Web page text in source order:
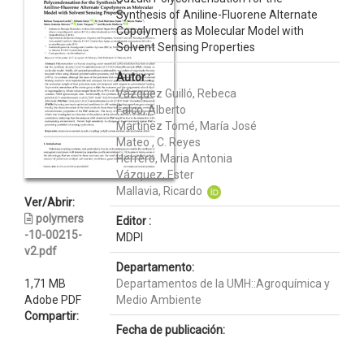
Ver/Abrir:
polymers
-10-00215-
v2.pdf
1,71 MB
Adobe PDF
Compartir:
Synthesis of Aniline-Fluorene Alternate
Copolymers as Molecular Model with
Solvent Sensing Properties
Autor :
Vázquez Guilló, Rebeca
Falcó, Alberto
Martínez Tomé, María José
Mateo , C. Reyes
Herrero, Maria Antonia
Vázquez, Ester
Mallavia, Ricardo
Editor :
MDPI
Departamento:
Departamentos de la UMH::Agroquímica y
Medio Ambiente
Fecha de publicación: